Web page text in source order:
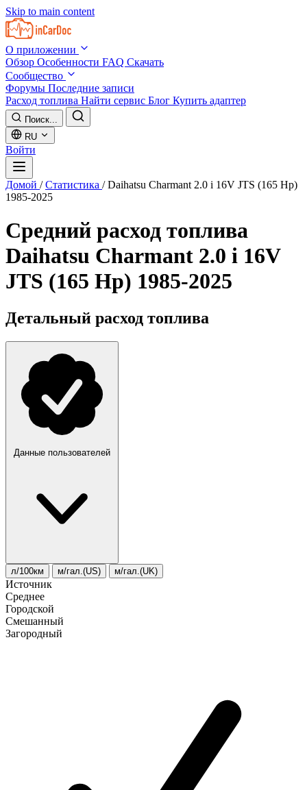
Skip to main content
О приложении
Обзор Особенности FAQ Скачать
Сообщество
Форумы Последние записи
Расход топлива Найти сервис Блог Купить адаптер
Поиск...
RU
Войти
Домой / Статистика / Daihatsu Charmant 2.0 i 16V JTS (165 Hp)
1985-2025
Средний расход топлива
Daihatsu Charmant 2.0 i 16V
JTS (165 Hp) 1985-2025
Детальный расход топлива
Данные пользователей
л/100км м/гал.(US) м/гал.(UK)
Источник
Среднее
Городской
Смешанный
Загородный